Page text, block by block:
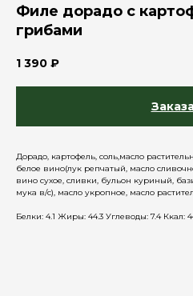
Филе дорадо с
грибами
1 390 ₽
Дорадо, картофель, соль,масло
белое вино(лук репчатый, масло
вино сухое, сливки, бульон куриный,
мука в/с), масло укропное, масло
Белки: 4.1 Жиры: 44.3 Углеводы: 7.4 Ккал: